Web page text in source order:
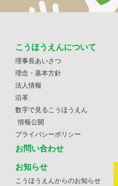
こうほうえんについて
理事長あいさつ
理念・基本方針
法人情報
沿革
数字で見るこうほうえん
情報公開
プライバシーポリシー
お問い合わせ
お知らせ
こうほうえんからのお知らせ